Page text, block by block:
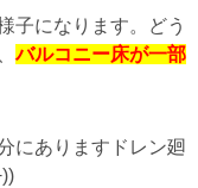
子になります。どう
バルコニー床が一部
にありますドレン廻